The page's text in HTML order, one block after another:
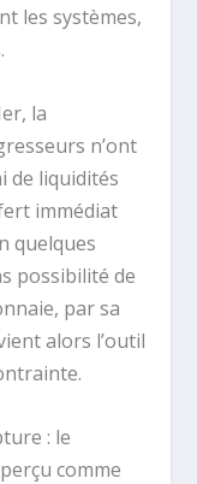
les systèmes,
la
n’ont
de liquidités
immédiat
quelques
possibilité de
par sa
alors l’outil
: le
comme